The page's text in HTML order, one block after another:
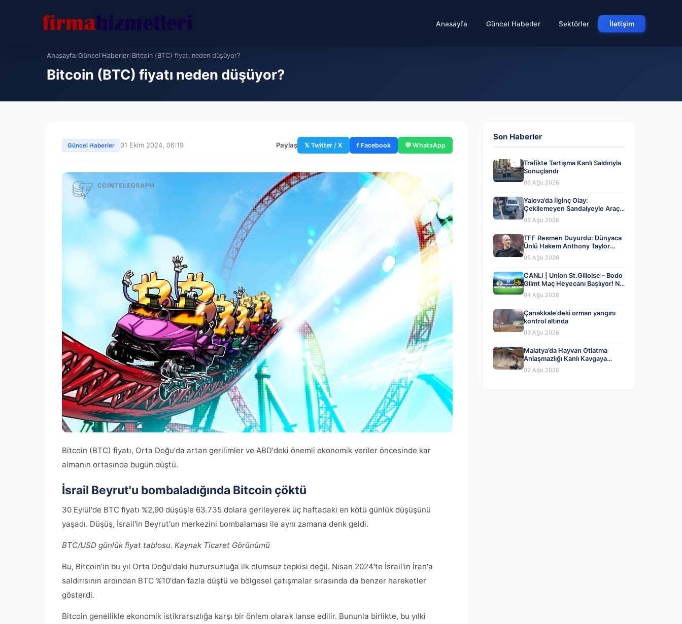
Anasayfa Güncel Haberler Sektörler İletişim
Anasayfa/Güncel Haberler/Bitcoin (BTC) fiyatı neden düşüyor?
Bitcoin (BTC) fiyatı neden düşüyor?
Güncel Haberler 01 Ekim 2024, 06:19 Paylaş 𝕏 Twitter / X f Facebook 💬 WhatsApp
Bitcoin (BTC) fiyatı, Orta Doğu'da artan gerilimler ve ABD'deki önemli ekonomik veriler öncesinde kar
almanın ortasında bugün düştü.
İsrail Beyrut'u bombaladığında Bitcoin çöktü
30 Eylül'de BTC fiyatı %2,90 düşüşle 63.735 dolara gerileyerek üç haftadaki en kötü günlük düşüşünü
yaşadı. Düşüş, İsrail'in Beyrut'un merkezini bombalaması ile aynı zamana denk geldi.
BTC/USD günlük fiyat tablosu. Kaynak Ticaret Görünümü
Bu, Bitcoin'in bu yıl Orta Doğu'daki huzursuzluğa ilk olumsuz tepkisi değil. Nisan 2024'te İsrail'in İran'a
saldırısının ardından BTC %10'dan fazla düştü ve bölgesel çatışmalar sırasında da benzer hareketler
gösterdi.
Bitcoin genellikle ekonomik istikrarsızlığa karşı bir önlem olarak lanse edilir. Bununla birlikte, bu yılki
Son Haberler
Trafikte Tartışma Kanlı Saldırıyla
Sonuçlandı
06 Ağu 2026
Yalova’da İlginç Olay:
Çekilemeyen Sandalyeyle Araç
Parkına Engel Olma Hikayesi
06 Ağu 2026
TFF Resmen Duyurdu: Dünyaca
Ünlü Hakem Anthony Taylor
MHK’da Göreve Başladı
05 Ağu 2026
CANLI | Union St.Gilloise – Bodo
Glimt Maç Heyecanı Başlıyor! Ne
Zaman ve Nerede İzlenir? – 04
Ağustos 2026
04 Ağu 2026
Çanakkale’deki orman yangını
kontrol altında
03 Ağu 2026
Malatya’da Hayvan Otlatma
Anlaşmazlığı Kanlı Kavgaya
Dönüştü
02 Ağu 2026